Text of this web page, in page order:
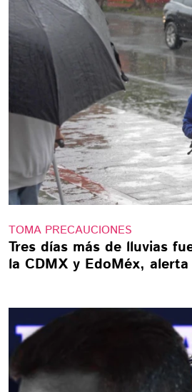
TOMA PRECAUCIONES
Tres días más de lluvias
la CDMX y EdoMéx, alerta